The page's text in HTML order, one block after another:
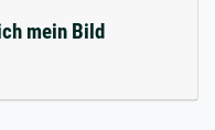
mein Bild